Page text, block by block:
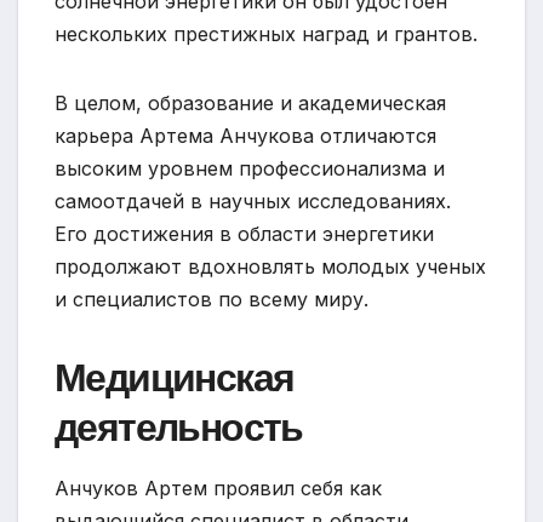
нескольких престижных наград и грантов.
В целом, образование и академическая
карьера Артема Анчукова отличаются
высоким уровнем профессионализма и
самоотдачей в научных исследованиях.
Его достижения в области энергетики
продолжают вдохновлять молодых ученых
и специалистов по всему миру.
Медицинская
деятельность
Анчуков Артем проявил себя как